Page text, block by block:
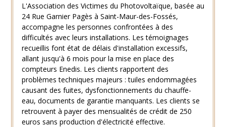
L'Association des Victimes du Photovoltaïque, basée au
24 Rue Garnier Pagès à Saint-Maur-des-Fossés,
accompagne les personnes confrontées à des
difficultés avec leurs installations. Les témoignages
recueillis font état de délais d'installation excessifs,
allant jusqu'à 6 mois pour la mise en place des
compteurs Enedis. Les clients rapportent des
problèmes techniques majeurs : tuiles endommagées
causant des fuites, dysfonctionnements du chauffe-
eau, documents de garantie manquants. Les clients se
retrouvent à payer des mensualités de crédit de 250
euros sans production d'électricité effective.